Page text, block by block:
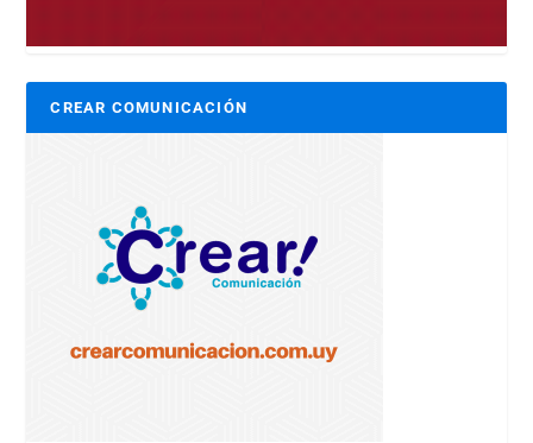
CREAR COMUNICACIÓN